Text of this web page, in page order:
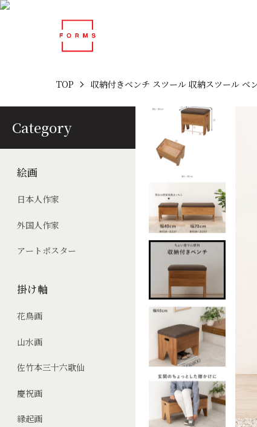
Category
絵画
日本人作家
外国人作家
アートポスター
掛け軸
花鳥画
山水画
佐竹本三十六歌仙
慶祝画
縁起画
TOP 収納付きベンチ スツール 収納スツール ベ